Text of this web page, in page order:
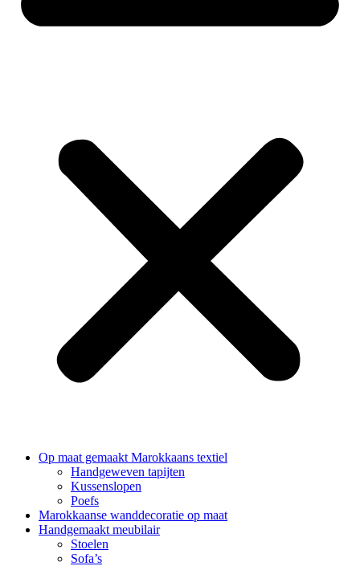
Op maat gemaakt Marokkaans textiel
Handgeweven tapijten
Kussenslopen
Poefs
Marokkaanse wanddecoratie op maat
Handgemaakt meubilair
Stoelen
Sofa’s